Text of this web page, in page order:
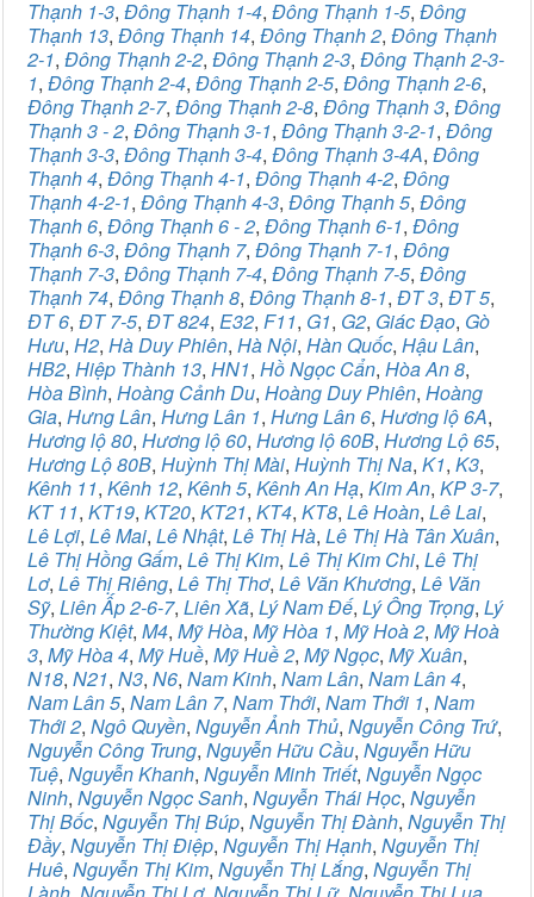
Thạnh 1-3, Đông Thạnh 1-4, Đông Thạnh 1-5, Đông
Thạnh 13, Đông Thạnh 14, Đông Thạnh 2, Đông Thạnh
2-1, Đông Thạnh 2-2, Đông Thạnh 2-3, Đông Thạnh 2-3-
1, Đông Thạnh 2-4, Đông Thạnh 2-5, Đông Thạnh 2-6,
Đông Thạnh 2-7, Đông Thạnh 2-8, Đông Thạnh 3, Đông
Thạnh 3 - 2, Đông Thạnh 3-1, Đông Thạnh 3-2-1, Đông
Thạnh 3-3, Đông Thạnh 3-4, Đông Thạnh 3-4A, Đông
Thạnh 4, Đông Thạnh 4-1, Đông Thạnh 4-2, Đông
Thạnh 4-2-1, Đông Thạnh 4-3, Đông Thạnh 5, Đông
Thạnh 6, Đông Thạnh 6 - 2, Đông Thạnh 6-1, Đông
Thạnh 6-3, Đông Thạnh 7, Đông Thạnh 7-1, Đông
Thạnh 7-3, Đông Thạnh 7-4, Đông Thạnh 7-5, Đông
Thạnh 74, Đông Thạnh 8, Đông Thạnh 8-1, ĐT 3, ĐT 5,
ĐT 6, ĐT 7-5, ĐT 824, E32, F11, G1, G2, Giác Đạo, Gò
Hưu, H2, Hà Duy Phiên, Hà Nội, Hàn Quốc, Hậu Lân,
HB2, Hiệp Thành 13, HN1, Hồ Ngọc Cẩn, Hòa An 8,
Hòa Bình, Hoàng Cảnh Du, Hoàng Duy Phiên, Hoàng
Gia, Hưng Lân, Hưng Lân 1, Hưng Lân 6, Hương lộ 6A,
Hương lộ 80, Hương lộ 60, Hương lộ 60B, Hương Lộ 65,
Hương Lộ 80B, Huỳnh Thị Mài, Huỳnh Thị Na, K1, K3,
Kênh 11, Kênh 12, Kênh 5, Kênh An Hạ, Kim An, KP 3-7,
KT 11, KT19, KT20, KT21, KT4, KT8, Lê Hoàn, Lê Lai,
Lê Lợi, Lê Mai, Lê Nhật, Lê Thị Hà, Lê Thị Hà Tân Xuân,
Lê Thị Hồng Gấm, Lê Thị Kim, Lê Thị Kim Chi, Lê Thị
Lơ, Lê Thị Riêng, Lê Thị Thơ, Lê Văn Khương, Lê Văn
Sỹ, Liên Ấp 2-6-7, Liên Xã, Lý Nam Đế, Lý Ông Trọng, Lý
Thường Kiệt, M4, Mỹ Hòa, Mỹ Hòa 1, Mỹ Hoà 2, Mỹ Hoà
3, Mỹ Hòa 4, Mỹ Huề, Mỹ Huề 2, Mỹ Ngọc, Mỹ Xuân,
N18, N21, N3, N6, Nam Kinh, Nam Lân, Nam Lân 4,
Nam Lân 5, Nam Lân 7, Nam Thới, Nam Thới 1, Nam
Thới 2, Ngô Quyền, Nguyễn Ảnh Thủ, Nguyễn Công Trứ,
Nguyễn Công Trung, Nguyễn Hữu Cầu, Nguyễn Hữu
Tuệ, Nguyễn Khanh, Nguyễn Minh Triết, Nguyễn Ngọc
Ninh, Nguyễn Ngọc Sanh, Nguyễn Thái Học, Nguyễn
Thị Bốc, Nguyễn Thị Búp, Nguyễn Thị Đành, Nguyễn Thị
Đầy, Nguyễn Thị Điệp, Nguyễn Thị Hạnh, Nguyễn Thị
Huê, Nguyễn Thị Kim, Nguyễn Thị Lắng, Nguyễn Thị